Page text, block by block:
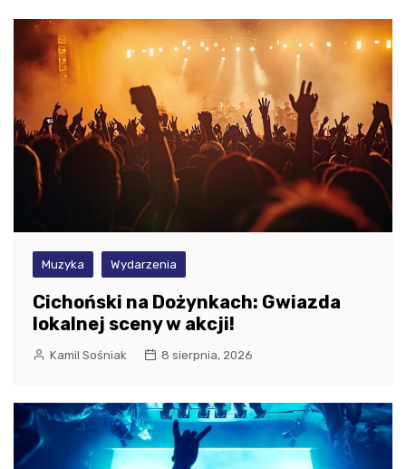
Muzyka Wydarzenia
Cichoński na Dożynkach: Gwiazda
lokalnej sceny w akcji!
Kamil Sośniak 8 sierpnia, 2026